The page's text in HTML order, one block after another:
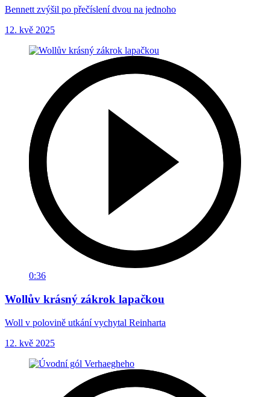
Bennett zvýšil po přečíslení dvou na jednoho
12. kvě 2025
0:36
Wollův krásný zákrok lapačkou
Woll v polovině utkání vychytal Reinharta
12. kvě 2025